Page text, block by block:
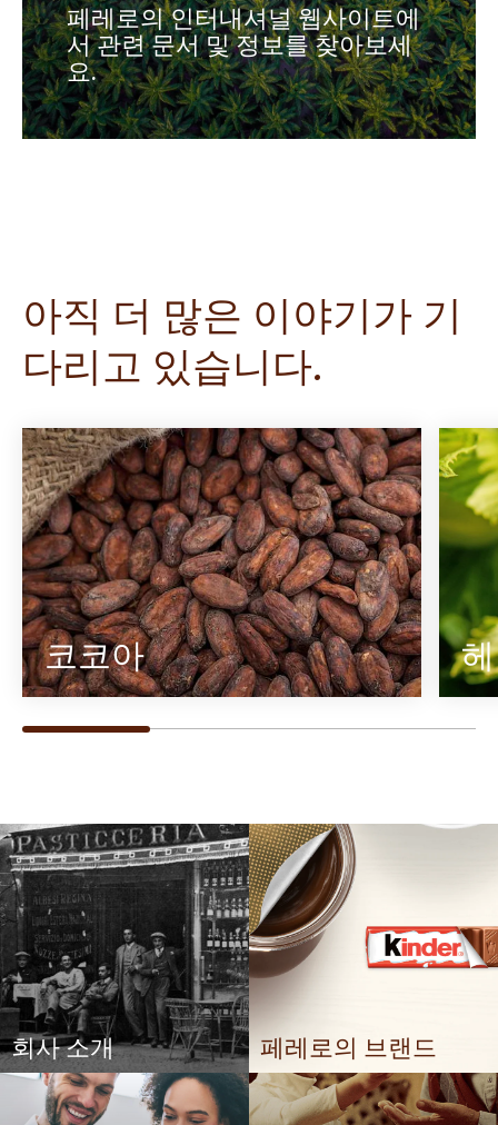
페레로의 인터내셔널 웹사이트에
서 관련 문서 및 정보를 찾아보세
요.
아직 더 많은 이야기가 기
다리고 있습니다.
코코아
회사 소개 페레로의 브랜드